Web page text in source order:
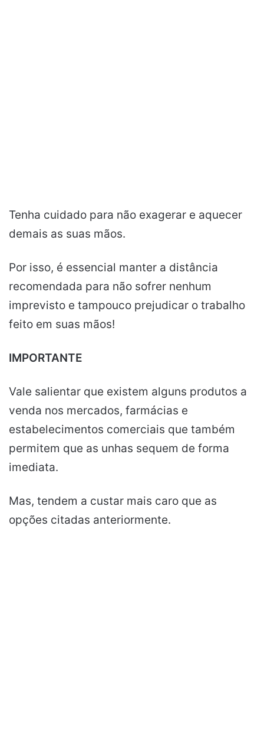
Tenha cuidado para não exagerar e aquecer
demais as suas mãos.
Por isso, é essencial manter a distância
recomendada para não sofrer nenhum
imprevisto e tampouco prejudicar o trabalho
feito em suas mãos!
IMPORTANTE
Vale salientar que existem alguns produtos a
venda nos mercados, farmácias e
estabelecimentos comerciais que também
permitem que as unhas sequem de forma
imediata.
Mas, tendem a custar mais caro que as
opções citadas anteriormente.